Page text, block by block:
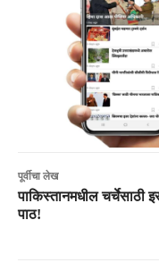
पूर्वीचा लेख
पाकिस्तानमधील चर्चेसाठी
पाठ!